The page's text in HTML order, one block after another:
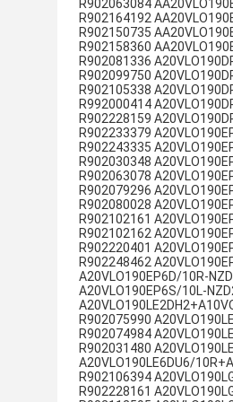
R902063084
R902164192
R902150735
R902158360
R902081336
R902099750
R902105338
R992000414
R902228159
R902233379
R902243335
R902030348
R902063078
R902079296
R902080028
R902102161
R902102162
R902220401
R902248462
A20VLO190EP6D/10R-
A20VLO190EP6S/10L-
R902075990
R902074984
R902031480
A20VLO190LE6DU6/
R902106394
R902228161